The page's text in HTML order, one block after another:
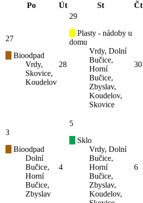
Po
Út St Čt
27
Bioodpad
Vrdy,
Skovice,
Koudelov
28
29
Plasty - nádoby u
domu
Vrdy, Dolní
Bučice,
Horní
Bučice,
Zbyslav,
Koudelov,
Skovice
30
3
Bioodpad
Dolní
Bučice,
Horní
Bučice,
Zbyslav
4
5
Sklo
Vrdy, Dolní
Bučice,
Horní
Bučice,
Zbyslav,
Koudelov,
6